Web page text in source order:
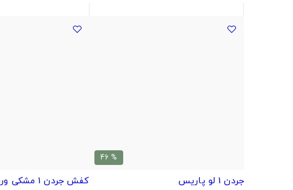
% 46
جردن 1 لو پاریس کفش جردن 1 مشکی ورنی